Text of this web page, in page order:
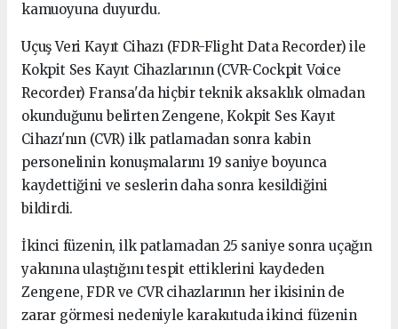
kamuoyuna duyurdu.
Uçuş Veri Kayıt Cihazı (FDR-Flight Data Recorder) ile
Kokpit Ses Kayıt Cihazlarının (CVR-Cockpit Voice
Recorder) Fransa'da hiçbir teknik aksaklık olmadan
okunduğunu belirten Zengene, Kokpit Ses Kayıt
Cihazı'nın (CVR) ilk patlamadan sonra kabin
personelinin konuşmalarını 19 saniye boyunca
kaydettiğini ve seslerin daha sonra kesildiğini
bildirdi.
İkinci füzenin, ilk patlamadan 25 saniye sonra uçağın
yakınına ulaştığını tespit ettiklerini kaydeden
Zengene, FDR ve CVR cihazlarının her ikisinin de
zarar görmesi nedeniyle karakutuda ikinci füzenin